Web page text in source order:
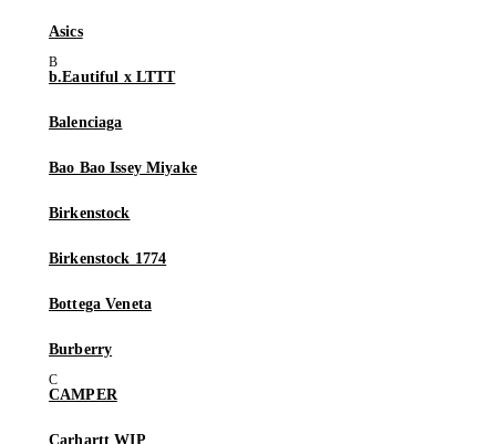
Asics
b.Eautiful x LTTT
Balenciaga
Bao Bao Issey Miyake
Birkenstock
Birkenstock 1774
Bottega Veneta
Burberry
CAMPER
Carhartt WIP